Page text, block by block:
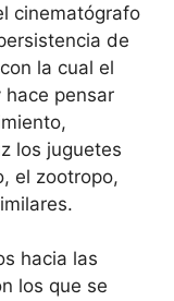
cinematógrafo
de
la cual el
hace pensar
los juguetes
el zootropo,
hacia las
los que se